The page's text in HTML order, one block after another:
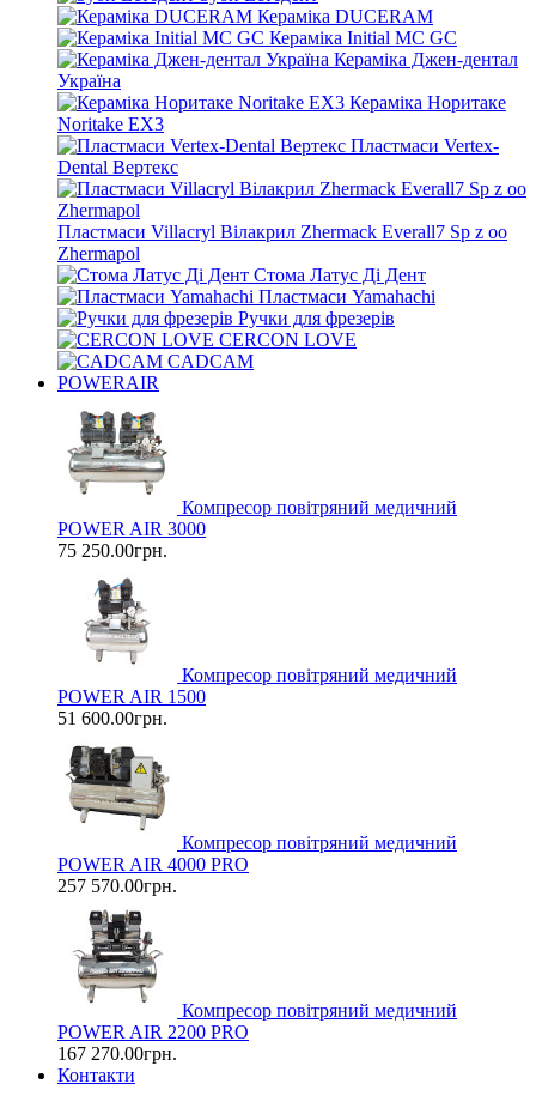
Кераміка DUCERAM
Кераміка Initial MC GC
Кераміка Джен-дентал
Україна
Кераміка Норитаке
Noritake EX3
Пластмаси Vertex-
Dental Вертекс
Пластмаси Villacryl Вілакрил Zhermack Everall7 Sp z oo
Zhermapol
Стома Латус Ді Дент
Пластмаси Yamahachi
Ручки для фрезерів
CERCON LOVE
CADCAM
POWERAIR
Компресор повітряний медичний
POWER AIR 3000
75 250.00грн.
Компресор повітряний медичний
POWER AIR 1500
51 600.00грн.
Компресор повітряний медичний
POWER AIR 4000 PRO
257 570.00грн.
Компресор повітряний медичний
POWER AIR 2200 PRO
167 270.00грн.
Контакти